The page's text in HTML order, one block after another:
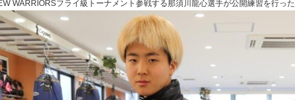
WARRIORSフライ級トーナメント参戦する那須川龍心選手が公開練習を行っ